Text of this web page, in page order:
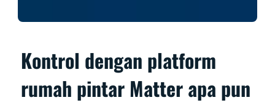
Kontrol dengan platform
rumah pintar Matter apa pun